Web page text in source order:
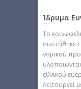
Ίδρυμα
Το
συστάθηκε
νομικού
εθνικού
Λειτουργεί